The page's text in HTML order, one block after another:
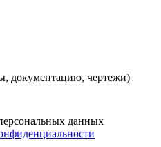
документацию, чертежи)
данных